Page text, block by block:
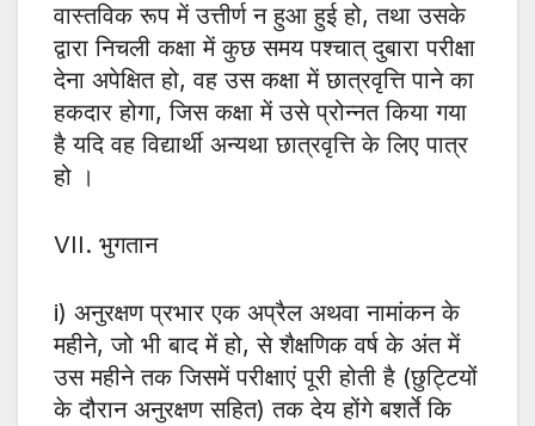
वास्तविक रूप में उत्तीर्ण न हुआ हुई हो, तथा उसके
द्वारा निचली कक्षा में कुछ समय पश्चात् दुबारा परीक्षा
देना अपेक्षित हो, वह उस कक्षा में छात्रवृत्ति पाने का
हकदार होगा, जिस कक्षा में उसे प्रोन्नत किया गया
है यदि वह विद्यार्थी अन्यथा छात्रवृत्ति के लिए पात्र
हो ।
VII. भुगतान
i) अनुरक्षण प्रभार एक अप्रैल अथवा नामांकन के
महीने, जो भी बाद में हो, से शैक्षणिक वर्ष के अंत में
उस महीने तक जिसमें परीक्षाएं पूरी होती है (छुट्टियों
के दौरान अनुरक्षण सहित) तक देय होंगे बशर्ते कि